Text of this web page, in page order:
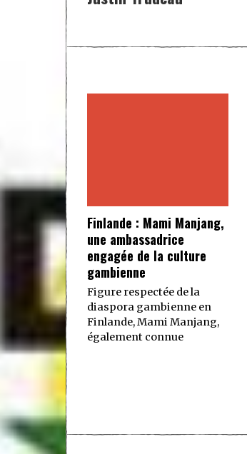
Finlande : Mami Manjang,
une ambassadrice
engagée de la culture
gambienne
Figure respectée de la
diaspora gambienne en
Finlande, Mami Manjang,
également connue